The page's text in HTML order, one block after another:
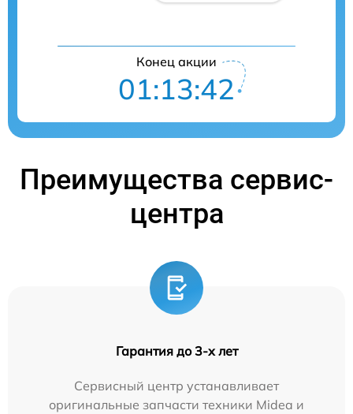
Конец акции
01:13:41
Преимущества сервис-
центра
Гарантия до 3-х лет
Сервисный центр устанавливает
оригинальные запчасти техники Midea и